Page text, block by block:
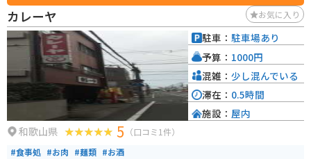
カレーヤ お気に入り
和歌山県 5 （口コミ1件）
#食事処 #お肉 #麺類 #お酒
駐車： 駐車場あり
予算： 1000円
混雑： 少し混んでいる
滞在： 0.5時間
施設： 屋内